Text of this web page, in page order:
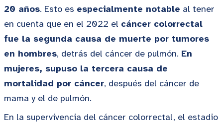
20 años. Esto es especialmente notable al tener
en cuenta que en el 2022 el cáncer colorrectal
fue la segunda causa de muerte por tumores
en hombres, detrás del cáncer de pulmón. En
mujeres, supuso la tercera causa de
mortalidad por cáncer, después del cáncer de
mama y el de pulmón.
En la supervivencia del cáncer colorrectal, el estadio